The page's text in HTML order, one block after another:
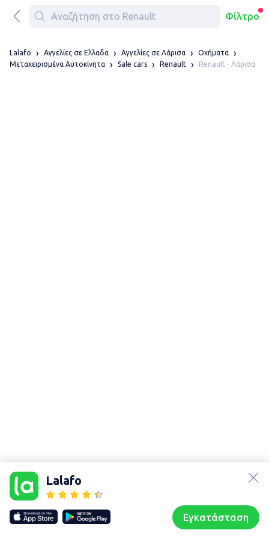
Φίλτρο
Lalafo
Εγκατάσταση
Lalafo Αγγελίες σε Ελλαδα Αγγελίες σε Λάρισα
Οχήματα
Μεταχειρισμένα Αυτοκίνητα
Sale cars Renault Renault - Λάρισα
Our websites
lalafo.kg
lalafo.rs
lalafo.pl
Sitemap
Χάρτης
Συζητήσεις Προφίλ